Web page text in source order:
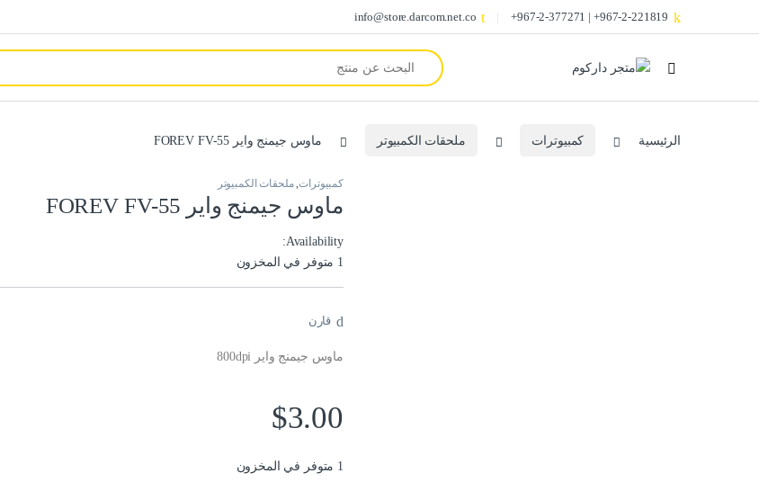
967-2-221819+ | 967-2-377271+
info@store.darcom.net.co
Search for:
الرئيسية كمبيوترات ملحقات الكمبيوتر ماوس جيمنج واير FOREV FV-55
كمبيوترات,ملحقات الكمبيوتر
ماوس جيمنج واير FOREV FV-55
Availability:
1 متوفر في المخزون
قارن
ماوس جيمنج واير 800dpi
$3.00
1 متوفر في المخزون